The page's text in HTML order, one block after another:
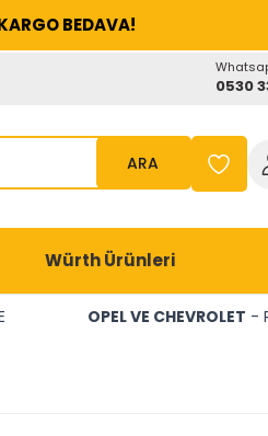
BEDAVA!
0530
ARA
Würth Ürünleri
OPEL VE CHEVROLET -